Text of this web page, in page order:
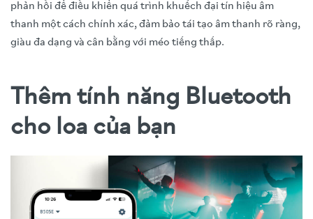
phản hồi để điều khiển quá trình khuếch đại tín hiệu âm
thanh một cách chính xác, đảm bảo tái tạo âm thanh rõ ràng,
giàu đa dạng và cân bằng với méo tiếng thấp.
Thêm tính năng Bluetooth
cho loa của bạn